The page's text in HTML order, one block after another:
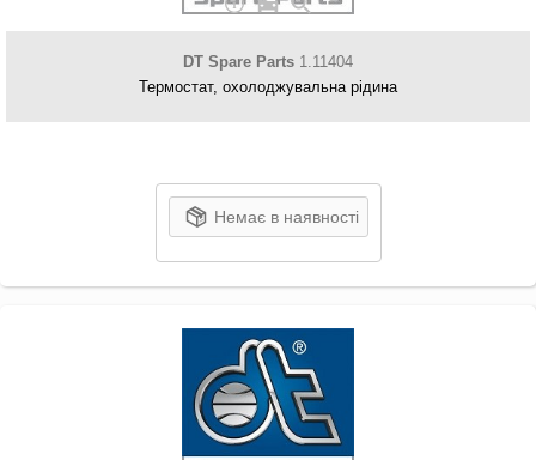
DT Spare Parts 1.11404
Термостат, охолоджувальна рідина
Немає в наявності